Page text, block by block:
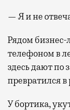
— Я и не
Рядом бизнес-
телефоном в
здесь дают по
превратился
У бортика,